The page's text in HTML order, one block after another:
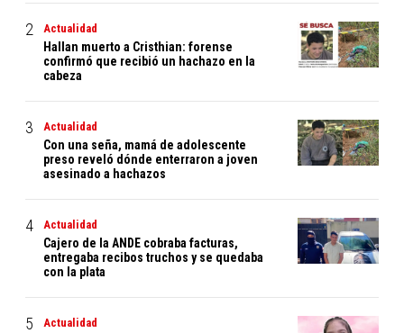
Actualidad
Hallan muerto a Cristhian: forense
confirmó que recibió un hachazo en la
cabeza
Actualidad
Con una seña, mamá de adolescente
preso reveló dónde enterraron a joven
asesinado a hachazos
Actualidad
Cajero de la ANDE cobraba facturas,
entregaba recibos truchos y se quedaba
con la plata
Actualidad